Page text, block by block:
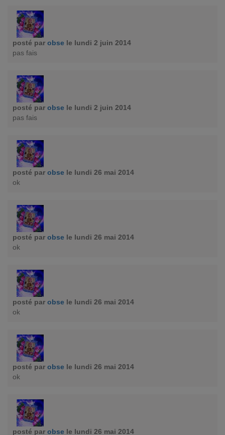
posté par obse le lundi 2 juin 2014
pas fais
posté par obse le lundi 2 juin 2014
pas fais
posté par obse le lundi 26 mai 2014
ok
posté par obse le lundi 26 mai 2014
ok
posté par obse le lundi 26 mai 2014
ok
posté par obse le lundi 26 mai 2014
ok
posté par obse le lundi 26 mai 2014